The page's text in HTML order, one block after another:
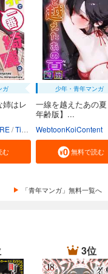
カート
試し読み
― アキコノユメヲ ― 76
カート
― アキコノユメヲ ― 77
― アキコノユメヲ ― 78
カート
ガ
姉はレ
Tiankongshu Mangongchang
む
少年・青年マンガ
一線を越えたあの
年齢版】...
WebtoonKoiContent
無料で読む
「青年マンガ」無料一覧へ
3位